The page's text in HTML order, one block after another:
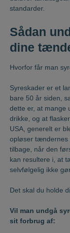
standarder.
Sådan
dine
Hvorfor får man
Syreskader er et
bare 50 år siden,
dette er, at mange
drikke, og at
USA, generelt er
opløser tændernes
tilbage, når den
kan resultere i, at
selvfølgelig ikke
Det skal du holde
Vil man undgå
sit forbrug af: